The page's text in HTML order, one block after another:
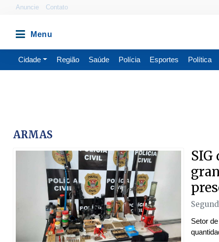
Anuncie Contato
Cidade Região Saúde Polícia Esportes Política
ARMAS
SIG
Setor